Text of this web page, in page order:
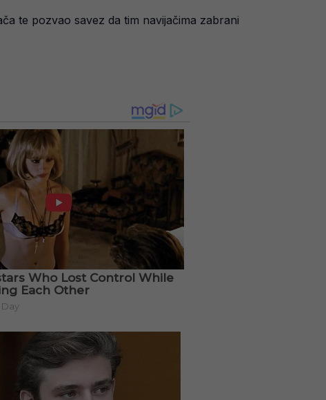
te pozvao savez da tim navijačima zabrani